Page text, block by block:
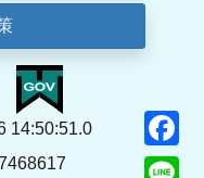
14:50:51.0